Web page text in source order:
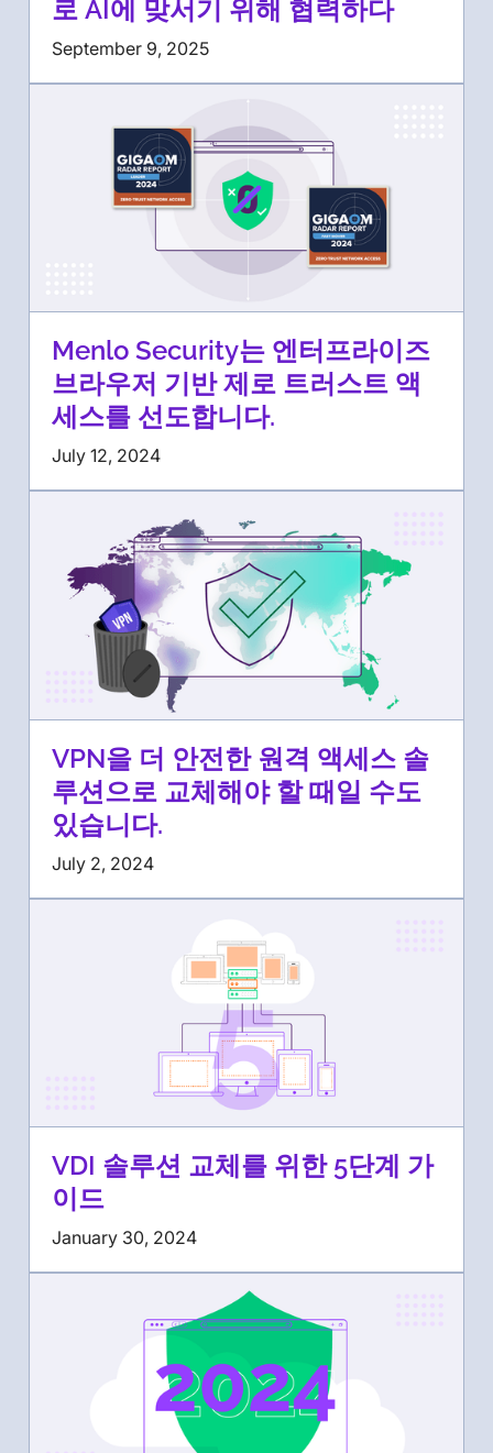
로 AI에 맞서기 위해 협력하다
September 9, 2025
Menlo Security는 엔터프라이즈
브라우저 기반 제로 트러스트 액
세스를 선도합니다.
July 12, 2024
VPN을 더 안전한 원격 액세스 솔
루션으로 교체해야 할 때일 수도
있습니다.
July 2, 2024
VDI 솔루션 교체를 위한 5단계 가
이드
January 30, 2024